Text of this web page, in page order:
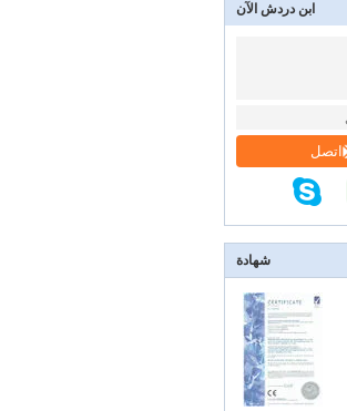
ابن دردش الآن
اتصل
شهادة